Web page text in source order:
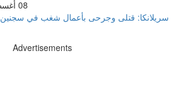
08 أغسطس 2026 07:00 صباحاً
سريلانكا: قتلى وجرحى بأعمال شغب في سجنين
Advertisements